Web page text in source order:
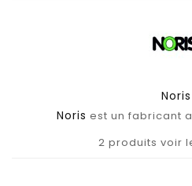
Noris
Noris est un fabricant
2 produits voir